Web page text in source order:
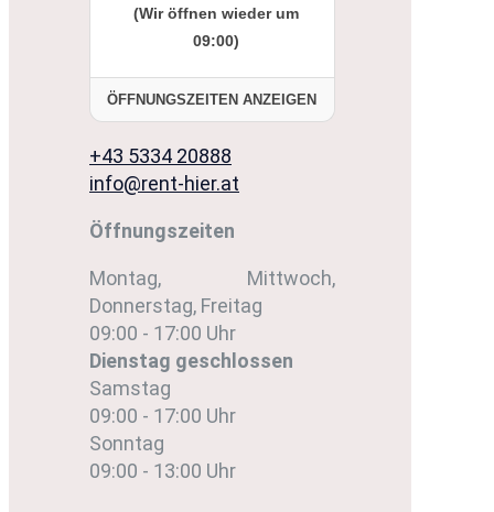
(Wir öffnen wieder um
09:00)
ÖFFNUNGSZEITEN ANZEIGEN
+43 5334 20888
info@rent-hier.at
Öffnungszeiten
Montag, Mittwoch,
Donnerstag, Freitag
09:00 - 17:00 Uhr
Dienstag geschlossen
Samstag
09:00 - 17:00 Uhr
Sonntag
09:00 - 13:00 Uhr